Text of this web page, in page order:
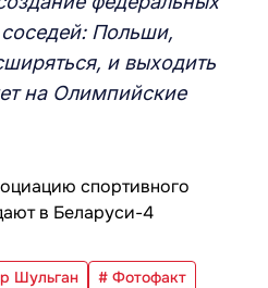
Польши,
и выходить
на Олимпийские
Шульган # Фотофакт